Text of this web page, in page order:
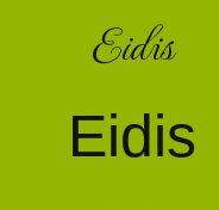
Eidis
Eidis